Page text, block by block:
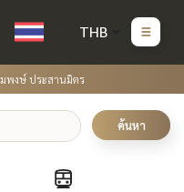
THB
พงษ์ ประสานมิตร
ค้นหา